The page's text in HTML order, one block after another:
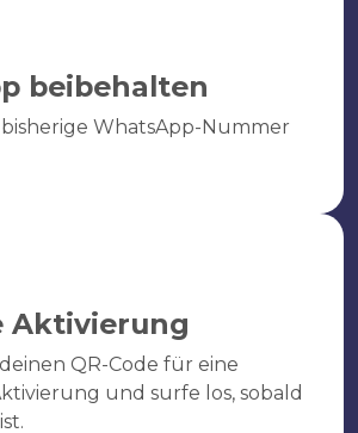
beibehalten
WhatsApp-Nummer
Aktivierung
QR-Code für eine
und surfe los, sobald